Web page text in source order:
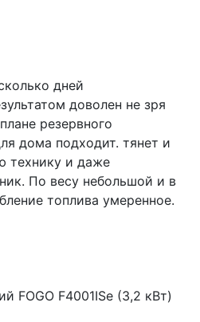
дней
доволен не зря
резервного
дома подходит. тянет и
технику и даже
По весу небольшой и в
топлива умеренное.
FOGO F4001ISe (3,2 кВт)